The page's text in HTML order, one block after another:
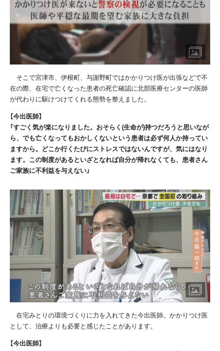
そこで宮津市、伊根町、与謝野町ではかかりつけ医が出張などで不
在の際、在宅で亡くなった患者の死亡確認に北部医療センターの医師
が代わりに駆けつけてくれる態勢を整えました。
【今出医師】
「すごく気が楽になりました。おそらく(生命が)持つだろうと思いなが
ら、でも亡くなってもおかしくないという患者は必ず何人か持ってい
ますから。どこか行くたびにストレスではないんですが、気にはなり
ます。この制度があるといざとなれば自分が帰れなくても、患者さん
ご家族に不利益を与えない」
在宅みとりの環境づくりに力を入れてきた今出医師。かかりつけ医
として、治療よりも必要と感じたことがあります。
【今出医師】